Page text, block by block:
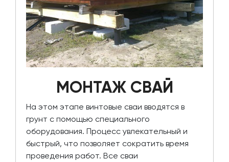
МОНТАЖ СВАЙ
На этом этапе винтовые сваи вводятся в
грунт с помощью специального
оборудования. Процесс увлекательный и
быстрый, что позволяет сократить время
проведения работ. Все сваи